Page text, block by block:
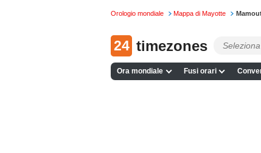
Orologio mondiale Mappa di Mayotte
24 timezones
Ora mondiale Fusi orari